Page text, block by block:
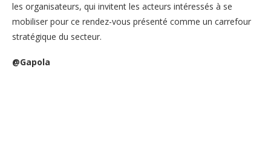
les organisateurs, qui invitent les acteurs intéressés à se
mobiliser pour ce rendez-vous présenté comme un carrefour
stratégique du secteur.
@Gapola